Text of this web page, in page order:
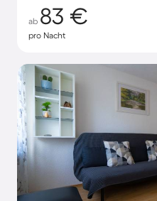
ab 83 €
pro Nacht